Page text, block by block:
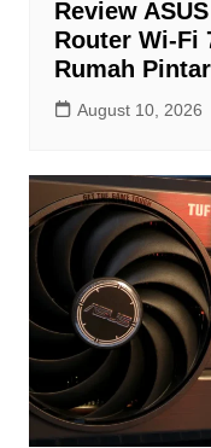
Review
Router Wi-Fi
Rumah Pintar
August 10, 2026